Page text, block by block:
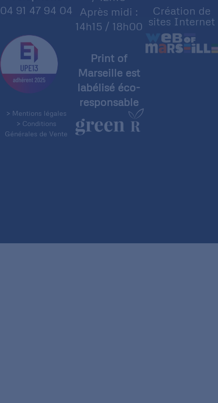
04 91 47 94 04
> Mentions légales
> Conditions
Générales de Vente
Après midi :
14h15 / 18h00
Print of
Marseille est
labélisé éco-
responsable
Création de
sites Internet